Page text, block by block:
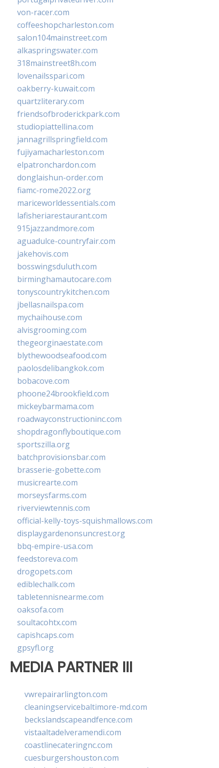
von-racer.com
coffeeshopcharleston.com
salon104mainstreet.com
alkaspringswater.com
318mainstreet8h.com
lovenailsspari.com
oakberry-kuwait.com
quartzliterary.com
friendsofbroderickpark.com
studiopiattellina.com
jannagrillspringfield.com
fujiyamacharleston.com
elpatronchardon.com
donglaishun-order.com
fiamc-rome2022.org
mariceworldessentials.com
lafisheriarestaurant.com
915jazzandmore.com
aguadulce-countryfair.com
jakehovis.com
bosswingsduluth.com
birminghamautocare.com
tonyscountrykitchen.com
jbellasnailspa.com
mychaihouse.com
alvisgrooming.com
thegeorginaestate.com
blythewoodseafood.com
paolosdelibangkok.com
bobacove.com
phoone24brookfield.com
mickeybarmama.com
roadwayconstructioninc.com
shopdragonflyboutique.com
sportszilla.org
batchprovisionsbar.com
brasserie-gobette.com
musicrearte.com
morseysfarms.com
riverviewtennis.com
official-kelly-toys-squishmallows.com
displaygardenonsuncrest.org
bbq-empire-usa.com
feedstoreva.com
drogopets.com
ediblechalk.com
tabletennisnearme.com
oaksofa.com
soultacohtx.com
capishcaps.com
gpsyfl.org
MEDIA PARTNER III
vwrepairarlington.com
cleaningservicebaltimore-md.com
beckslandscapeandfence.com
vistaaltadelveramendi.com
coastlinecateringnc.com
cuesburgershouston.com